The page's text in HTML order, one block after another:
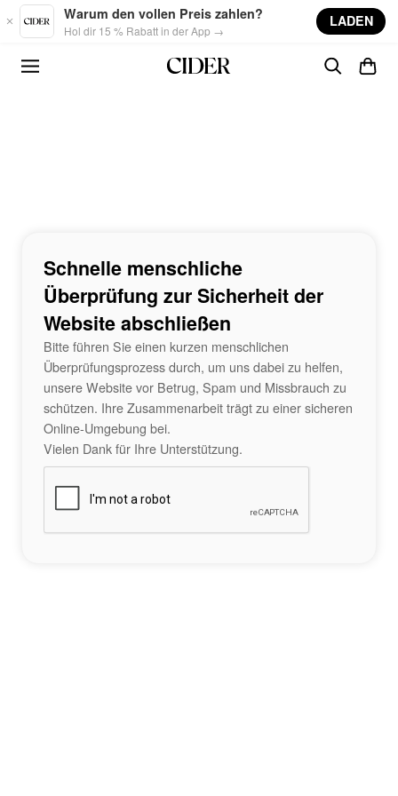
Skip to main content
Warum den vollen Preis zahlen?
Hol dir 15 % Rabatt in der App →
LADEN
Schnelle menschliche
Überprüfung zur Sicherheit der
Website abschließen
Bitte führen Sie einen kurzen menschlichen
Überprüfungsprozess durch, um uns dabei zu helfen,
unsere Website vor Betrug, Spam und Missbrauch zu
schützen. Ihre Zusammenarbeit trägt zu einer sicheren
Online-Umgebung bei.
Vielen Dank für Ihre Unterstützung.